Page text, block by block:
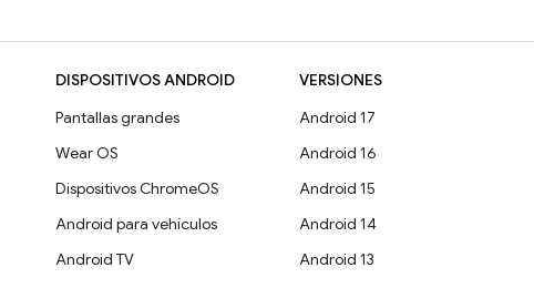
DISPOSITIVOS ANDROID
Pantallas grandes
Wear OS
Dispositivos ChromeOS
Android para vehículos
Android TV
VERSIONES
Android 17
Android 16
Android 15
Android 14
Android 13